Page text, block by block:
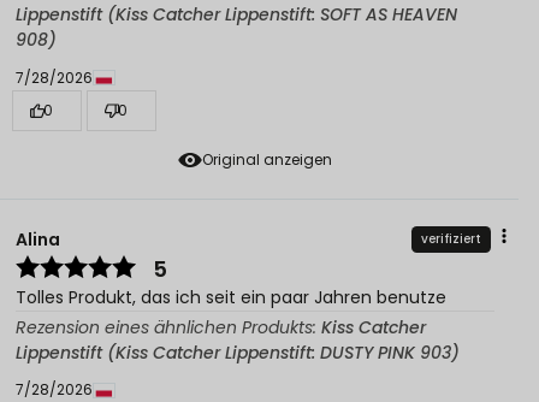
Original anzeigen
Lippenstift (Kiss Catcher Lippenstift: SOFT AS HEAVEN
908)
7/28/2026
0
0
Alina verifiziert
5
Tolles Produkt, das ich seit ein paar Jahren benutze
Rezension eines ähnlichen Produkts: Kiss Catcher
Lippenstift (Kiss Catcher Lippenstift: DUSTY PINK 903)
7/28/2026